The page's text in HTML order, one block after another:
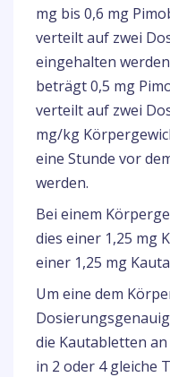
mg bis 0,6 mg
verteilt auf zwei
eingehalten
beträgt 0,5 mg
verteilt auf zwei
mg/kg
eine Stunde vor
werden.
Bei einem
dies einer 1,25 mg
einer 1,25 mg
Um eine dem
die Kautabletten
in 2 oder 4 gleiche